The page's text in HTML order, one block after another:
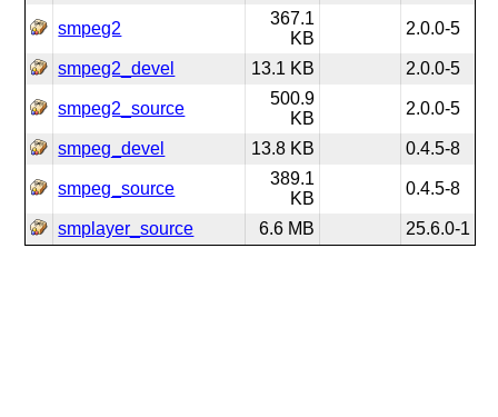
smpeg2
367.1
KB
2.0.0-5
smpeg2_devel 13.1 KB 2.0.0-5
smpeg2_source
500.9
KB
2.0.0-5
smpeg_devel 13.8 KB 0.4.5-8
smpeg_source
389.1
KB
0.4.5-8
smplayer_source 6.6 MB 25.6.0-1